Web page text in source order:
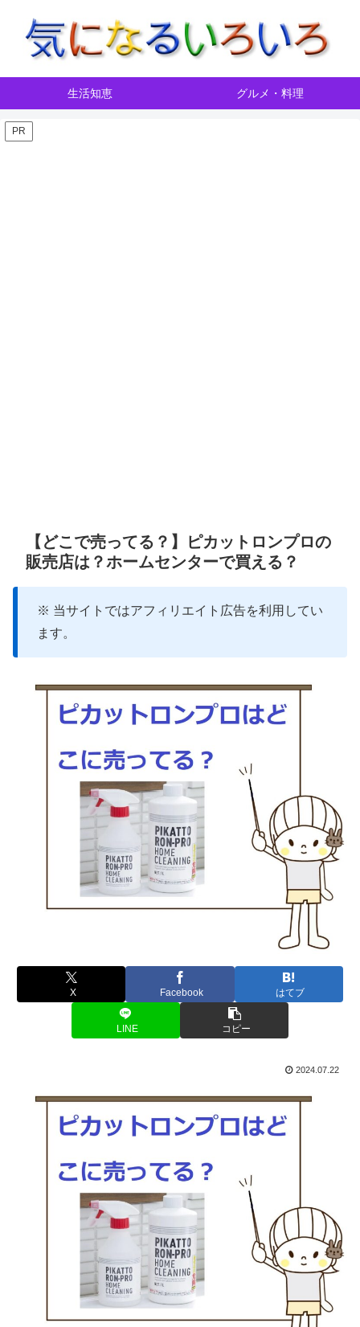
生活知恵 グルメ・料理
PR
【どこで売ってる？】ピカットロンプロの
販売店は？ホームセンターで買える？
※ 当サイトではアフィリエイト広告を利用してい
ます。
X Facebook はてブ
LINE コピー
2024.07.22